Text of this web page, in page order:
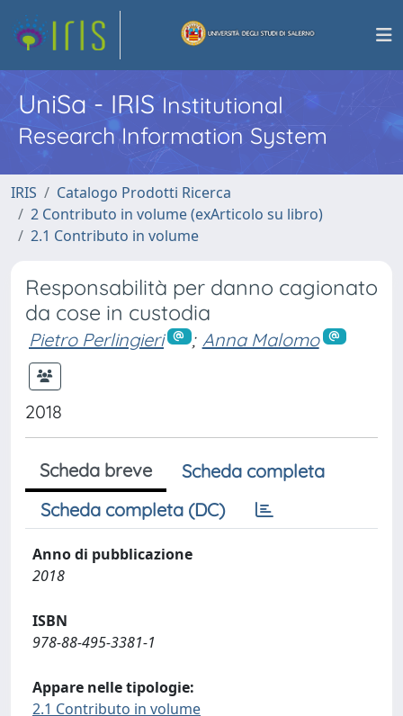
UniSa - IRISInstitutional
Research Information System
IRIS
Catalogo Prodotti Ricerca
2 Contributo in volume (exArticolo su libro)
2.1 Contributo in volume
Responsabilità per danno cagionato
da cose in custodia
Pietro Perlingieri ; Anna Malomo
2018
Scheda breve
Scheda completa
Scheda completa (DC)
Anno di pubblicazione
2018
ISBN
978-88-495-3381-1
Appare nelle tipologie:
2.1 Contributo in volume